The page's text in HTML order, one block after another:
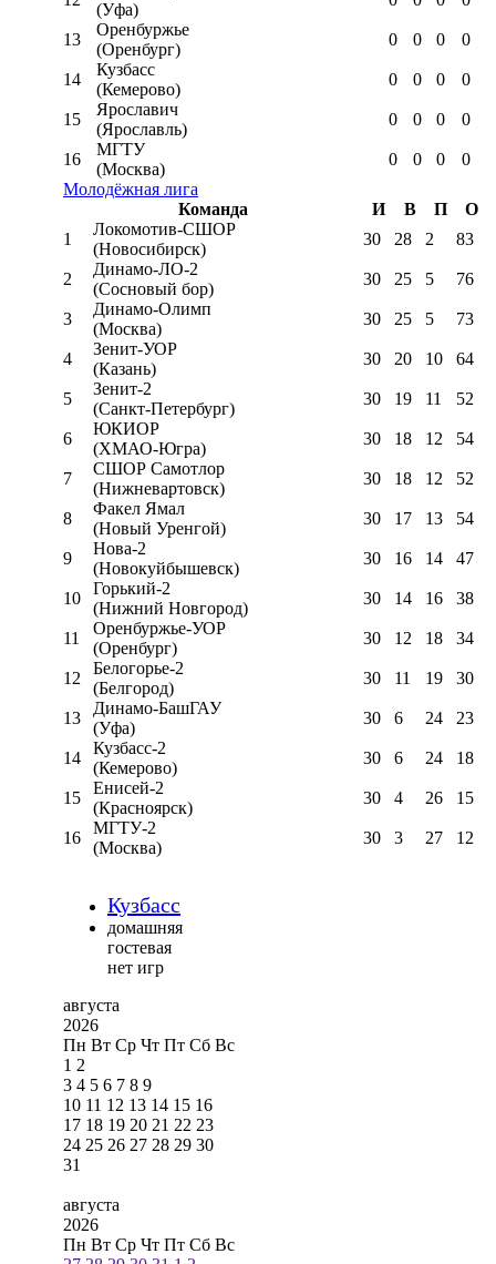
(Уфа)
13
Оренбуржье
(Оренбург)
0 0 0 0
14
Кузбасс
(Кемерово)
0 0 0 0
15
Ярославич
(Ярославль)
0 0 0 0
16
МГТУ
(Москва)
0 0 0
0
Молодёжная лига
Команда
И В П
О
1
Локомотив-CШОР
(Новосибирск)
30 28 2 83
2
Динамо-ЛО-2
(Сосновый бор)
30 25 5 76
3
Динамо-Олимп
(Москва)
30 25 5 73
4
Зенит-УОР
(Казань)
30 20 10 64
5
Зенит-2
(Санкт-Петербург)
30 19 11 52
6
ЮКИОР
(ХМАО-Югра)
30 18 12 54
7
СШОР Самотлор
(Нижневартовск)
30 18 12 52
8
Факел Ямал
(Новый Уренгой)
30 17 13 54
9
Нова-2
(Новокуйбышевск)
30 16 14 47
10
Горький-2
(Нижний Новгород)
30 14 16 38
11
Оренбуржье-УОР
(Оренбург)
30 12 18 34
12
Белогорье-2
(Белгород)
30 11 19 30
13
Динамо-БашГАУ
(Уфа)
30 6 24 23
14
Кузбасс-2
(Кемерово)
30 6 24 18
15
Енисей-2
(Красноярск)
30 4 26 15
16
МГТУ-2
(Москва)
30 3 27 12
Кузбасс
домашняя
гостевая
нет игр
августа
2026
Пн Вт Ср Чт Пт Сб Вс
1 2
3 4 5 6 7 8 9
10 11 12 13 14 15 16
17 18 19 20 21 22 23
24 25 26 27 28 29 30
31
августа
2026
Пн Вт Ср Чт Пт Сб Вс